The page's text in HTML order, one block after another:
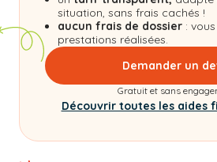
situation, sans frais cachés !
aucun frais de dossier :
prestations réalisées.
Demander un
Gratuit et sans
Découvrir toutes les aides